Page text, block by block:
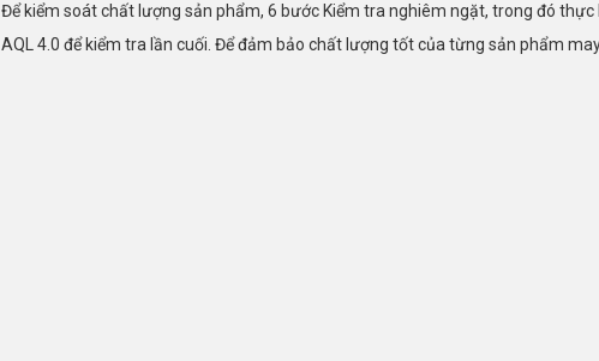
Để kiểm soát chất lượng sản phẩm, 6 bước Kiểm tra nghiêm ngặt, trong đó thực
AQL 4.0 để kiểm tra lần cuối. Để đảm bảo chất lượng tốt của từng sản phẩm